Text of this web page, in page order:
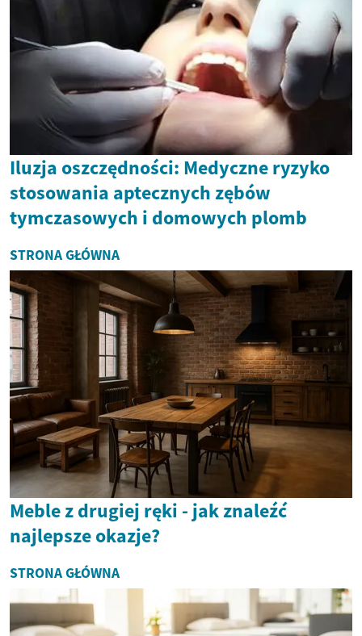
Iluzja oszczędności: Medyczne ryzyko
stosowania aptecznych zębów
tymczasowych i domowych plomb
STRONA GŁÓWNA
Meble z drugiej ręki - jak znaleźć
najlepsze okazje?
STRONA GŁÓWNA